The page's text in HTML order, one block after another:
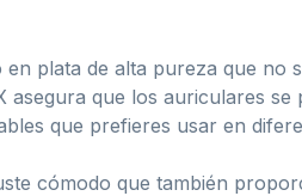
plata de alta pureza que no
que los auriculares se
que prefieres usar en
cómodo que también